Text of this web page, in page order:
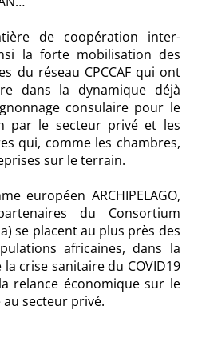
de coopération inter-
la forte mobilisation des
du réseau CPCCAF qui ont
dans la dynamique déjà
consulaire pour le
par le secteur privé et les
qui, comme les chambres,
sur le terrain.
européen ARCHIPELAGO,
du Consortium
se placent au plus près des
africaines, dans la
crise sanitaire du COVID19
relance économique sur le
secteur privé.